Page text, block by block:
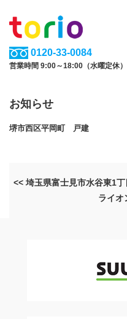
0120-33-0084
営業時間 9:00～18:00（水曜定休）
お知らせ
堺市西区平岡町 戸建
<< 埼玉県富士見市水谷東1
ライ